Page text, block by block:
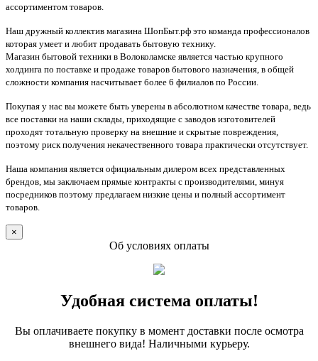
ассортиментом товаров.
Наш дружный коллектив магазина ШопБыт.рф это команда профессионалов
которая умеет и любит продавать бытовую технику.
Магазин бытовой техники в Волоколамске является частью крупного
холдинга по поставке и продаже товаров бытового назначения, в общей
сложности компания насчитывает более 6 филиалов по России.
Покупая у нас вы можете быть уверены в абсолютном качестве товара, ведь
все поставки на наши склады, приходящие с заводов изготовителей
проходят тотальную проверку на внешние и скрытые повреждения,
поэтому риск получения некачественного товара практически отсутствует.
Наша компания является официальным дилером всех представленных
брендов, мы заключаем прямые контракты с производителями, минуя
посредников поэтому предлагаем низкие цены и полный ассортимент
товаров.
×
Об условиях оплаты
Удобная система оплаты!
Вы оплачиваете покупку в момент доставки после осмотра
внешнего вида! Наличными курьеру.